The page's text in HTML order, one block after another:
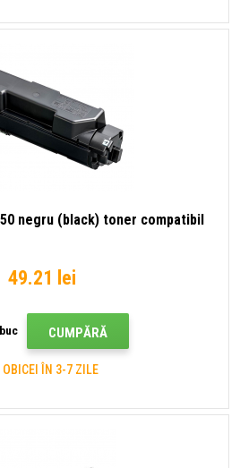
negru (black) toner compatibil
49.21 lei
buc CUMPĂRĂ
OBICEI ÎN 3-7 ZILE